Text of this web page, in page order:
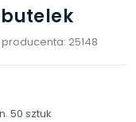
butelek
25148
50 sztuk